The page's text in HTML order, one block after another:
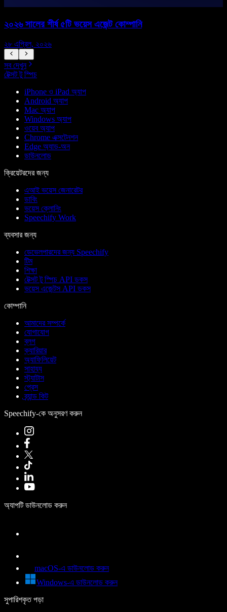
২০২৬ সালের শীর্ষ ৫টি ভয়েস এজেন্ট কোম্পানি
২৮ এপ্রিল, ২০২৬
সব দেখুন
টেক্সট টু স্পিচ
iPhone ও iPad অ্যাপ
Android অ্যাপ
Mac অ্যাপ
Windows অ্যাপ
ওয়েব অ্যাপ
Chrome এক্সটেনশন
Edge অ্যাড-অন
ডাউনলোড
ক্রিয়েটরদের জন্য
এআই ভয়েস জেনারেটর
ডাবিং
ভয়েস ক্লোনিং
Speechify Work
ব্যবসার জন্য
ডেভেলপারদের জন্য Speechify
টিম
শিক্ষা
টেক্সট টু স্পিচ API ডকস
ভয়েস এজেন্টস API ডকস
কোম্পানি
আমাদের সম্পর্কে
যোগাযোগ
ব্লগ
ক্যারিয়ার
অ্যাফিলিয়েট
সাহায্য
স্ট্যাটাস
প্রেস
ব্র্যান্ড কিট
Speechify-কে অনুসরণ করুন
অ্যাপটি ডাউনলোড করুন
macOS-এ ডাউনলোড করুন
Windows-এ ডাউনলোড করুন
সুপারিশকৃত পড়া